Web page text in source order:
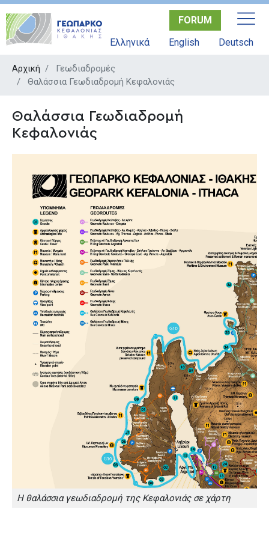
Παράκαμψη
FORUM
Ελληνικά
English Deutsch
Αρχική
Γεωδιαδρομές
Θαλάσσια Γεωδιαδρομή Κεφαλονιάς
Θαλάσσια Γεωδιαδρομή
Κεφαλονιάς
Η θαλάσσια γεωδιαδρομή της Κεφαλονιάς σε χάρτη